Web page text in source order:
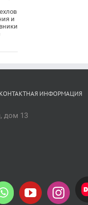
и
КОНТАКТНАЯ ИНФОРМАЦИЯ
дом 13